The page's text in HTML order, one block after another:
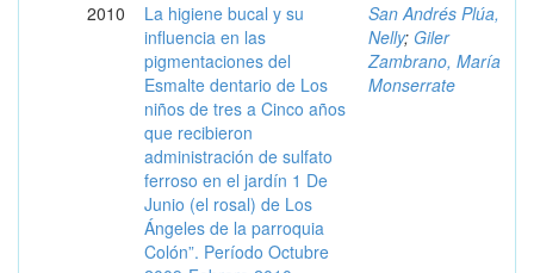
2010
La higiene bucal y su
influencia en las
pigmentaciones del
Esmalte dentario de Los
niños de tres a Cinco años
que recibieron
administración de sulfato
ferroso en el jardín 1 De
Junio (el rosal) de Los
Ángeles de la parroquia
Colón”. Período Octubre
San Andrés Plúa,
Nelly; Giler
Zambrano, María
Monserrate